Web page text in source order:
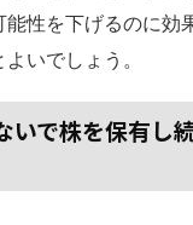
性を下げるのに効
いでしょう。
いで株を保有し